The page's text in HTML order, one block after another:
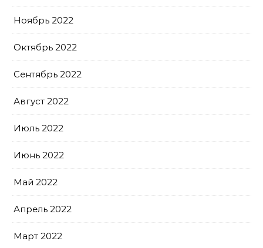
Ноябрь 2022
Октябрь 2022
Сентябрь 2022
Август 2022
Июль 2022
Июнь 2022
Май 2022
Апрель 2022
Март 2022